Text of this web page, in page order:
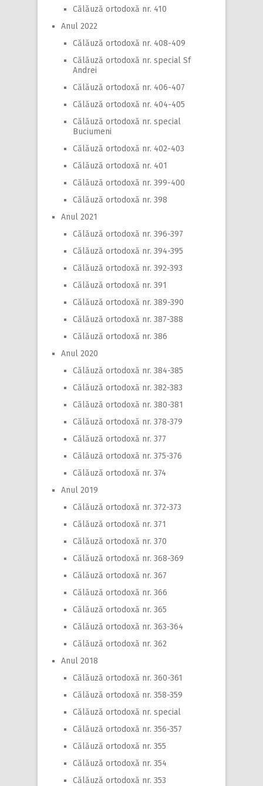
Călăuză ortodoxă nr. 410
Anul 2022
Călăuză ortodoxă nr. 408-409
Călăuză ortodoxă nr. special Sf
Andrei
Călăuză ortodoxă nr. 406-407
Călăuză ortodoxă nr. 404-405
Călăuză ortodoxă nr. special
Buciumeni
Călăuză ortodoxă nr. 402-403
Călăuză ortodoxă nr. 401
Călăuză ortodoxă nr. 399-400
Călăuză ortodoxă nr. 398
Anul 2021
Călăuză ortodoxă nr. 396-397
Călăuză ortodoxă nr. 394-395
Călăuză ortodoxă nr. 392-393
Călăuză ortodoxă nr. 391
Călăuză ortodoxă nr. 389-390
Călăuză ortodoxă nr. 387-388
Călăuză ortodoxă nr. 386
Anul 2020
Călăuză ortodoxă nr. 384-385
Călăuză ortodoxă nr. 382-383
Călăuză ortodoxă nr. 380-381
Călăuză ortodoxă nr. 378-379
Călăuză ortodoxă nr. 377
Călăuză ortodoxă nr. 375-376
Călăuză ortodoxă nr. 374
Anul 2019
Călăuză ortodoxă nr. 372-373
Călăuză ortodoxă nr. 371
Călăuză ortodoxă nr. 370
Călăuză ortodoxă nr. 368-369
Călăuză ortodoxă nr. 367
Călăuză ortodoxă nr. 366
Călăuză ortodoxă nr. 365
Călăuză ortodoxă nr. 363-364
Călăuză ortodoxă nr. 362
Anul 2018
Călăuză ortodoxă nr. 360-361
Călăuză ortodoxă nr. 358-359
Călăuză ortodoxă nr. special
Călăuză ortodoxă nr. 356-357
Călăuză ortodoxă nr. 355
Călăuză ortodoxă nr. 354
Călăuză ortodoxă nr. 353